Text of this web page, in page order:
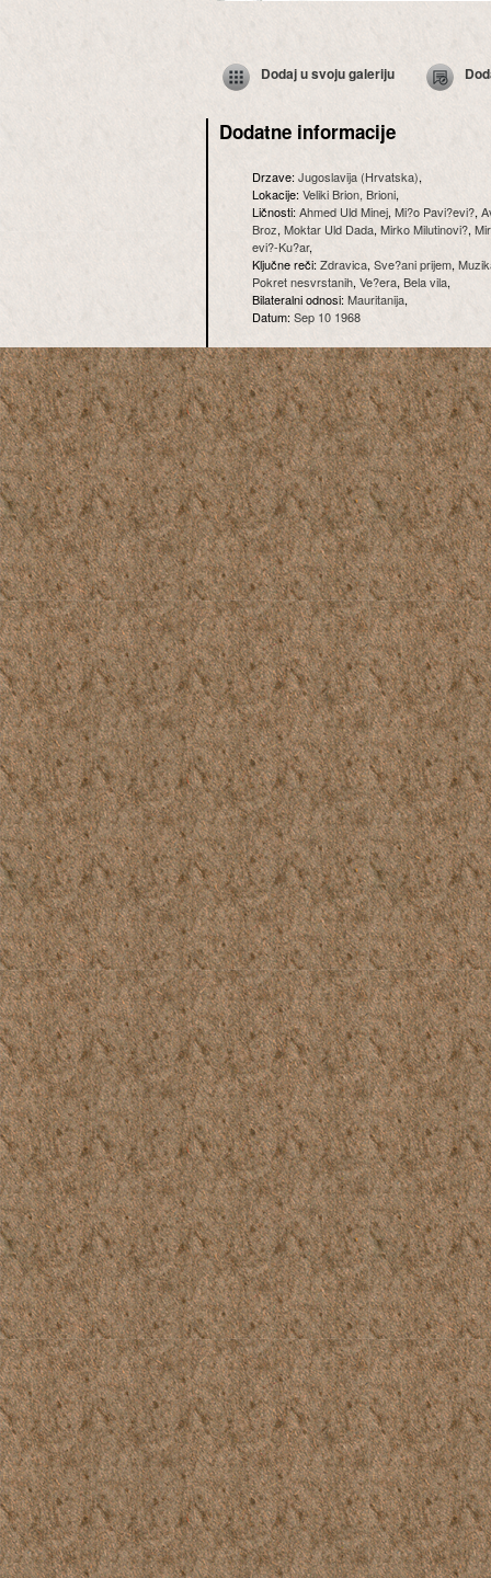
Dodaj u svoju galeriju
Dodatne informacije
Drzave:Jugoslavija (Hrvatska),
Lokacije:Veliki Brion, Brioni,
Ličnosti:Ahmed Uld Minej, Mi?o Pavi?evi?,
Broz, Moktar Uld Dada, Mirko Milutinovi?,
evi?-Ku?ar,
Ključne reči:Zdravica, Sve?ani prijem,
Pokret nesvrstanih, Ve?era, Bela vila,
Bilateralni odnosi:Mauritanija,
Datum:Sep 10 1968